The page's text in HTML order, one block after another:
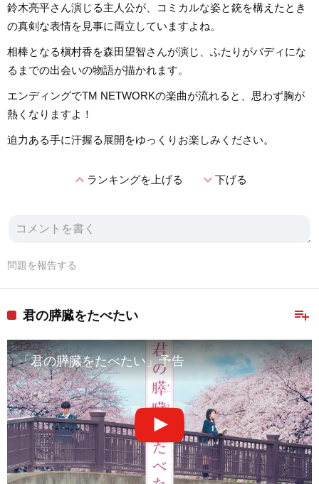
鈴木亮平さん演じる主人公が、コミカルな姿と銃を構えたとき
の真剣な表情を見事に両立していますよね。
相棒となる槇村香を森田望智さんが演じ、ふたりがバディにな
るまでの出会いの物語が描かれます。
エンディングでTM NETWORKの楽曲が流れると、思わず胸が
熱くなりますよ！
迫力ある手に汗握る展開をゆっくりお楽しみください。
expand_lessランキングを上げる expand_more下げる
問題を報告する
playlist_add
君の膵臓をたべたい
「君の膵臓をたべたい」予告